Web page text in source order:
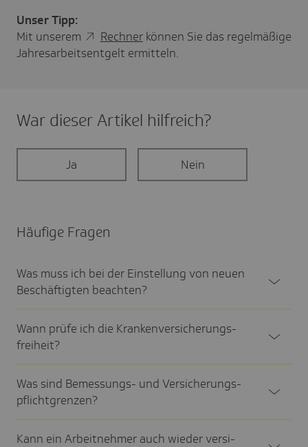
Unser Tipp:
Mit unserem
Rechnerkönnen Sie das regelmäßige
Jahresarbeitsentgelt ermitteln.
War dieser Artikel hilf­reich?
Ja Nein
Häufige Fragen
Was muss ich bei der Einstel­lung von neuen
Beschäf­tigten beach­ten?
Wann prüfe ich die Kran­ken­ver­si­che­rungs­
frei­heit?
Was sind Bemes­sungs- und Versi­che­rungs­
pflicht­gren­zen?
Kann ein Arbeit­nehmer auch wieder versi­